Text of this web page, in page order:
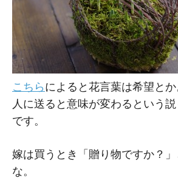
こちらによると花言葉は希望とか
人に送ると意味が変わるという
です。
嫁は買うとき「贈り物ですか？
な。